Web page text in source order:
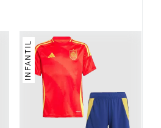
INFANTIL